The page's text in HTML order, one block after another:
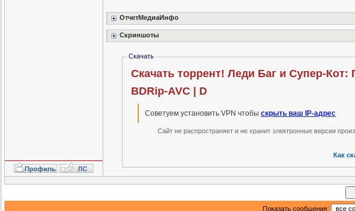
ОтчетМедиаИнфо
Скриншоты
Скачать
Скачать торрент! Леди Баг и Супер-
BDRip-AVC | D
Советуем установить VPN чтобы скрыть ваш IP-адрес
Сайт не распространяет и не хранит электронные версии
Как
Показать сообщения: